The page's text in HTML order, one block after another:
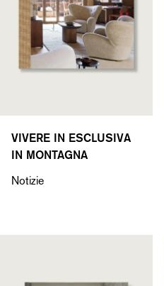
VIVERE IN ESCLUSIVA
IN MONTAGNA
Notizie